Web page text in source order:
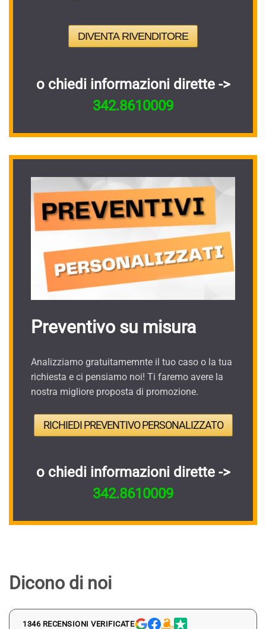
DIVENTA RIVENDITORE
o chiedi informazioni dirette ->
342.8610009
Preventivo su misura
Analizziamo gratuitamemnte il tuo caso o la tua
richiesta e ci pensiamo noi! Ti faremo avere la
nostra migliore proposta di promozione.
RICHIEDI PREVENTIVO PERSONALIZZATO
o chiedi informazioni dirette ->
342.8610009
Dicono di noi
1346 RECENSIONI VERIFICATE